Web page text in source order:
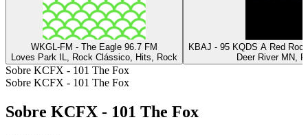
WKGL-FM - The Eagle 96.7 FM
Loves Park IL, Rock Clássico, Hits, Rock
KBAJ - 95 KQDS A Red
Deer River MN,
Sobre KCFX - 101 The Fox
Sobre KCFX - 101 The Fox
Sobre KCFX - 101 The Fox